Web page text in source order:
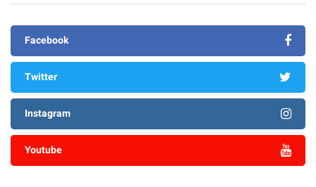
Facebook
Twitter
Instagram
Youtube